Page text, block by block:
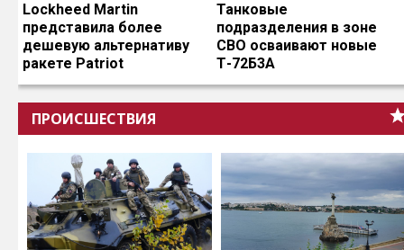
Lockheed Martin
представила более
дешевую альтернативу
ракете Patriot
Танковые
подразделения в зоне
СВО осваивают новые
Т-72Б3А
ПРОИСШЕСТВИЯ